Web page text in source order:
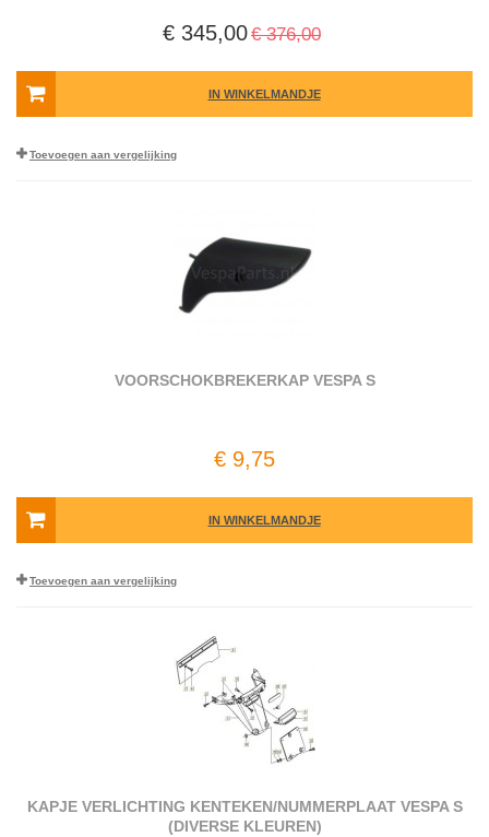
€ 345,00€ 376,00
IN WINKELMANDJE
Toevoegen aan vergelijking
VOORSCHOKBREKERKAP VESPA S
€ 9,75
IN WINKELMANDJE
Toevoegen aan vergelijking
KAPJE VERLICHTING KENTEKEN/NUMMERPLAAT VESPA S
(DIVERSE KLEUREN)